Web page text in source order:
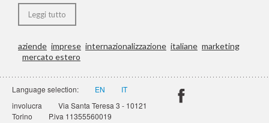
Leggi tutto
aziende imprese internazionalizzazione italiane marketing
mercato estero
Language selection: EN
IT
involucra
Via Santa Teresa 3 - 10121
Torino
P.iva 11355560019